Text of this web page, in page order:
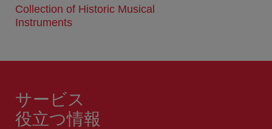
Collection of Historic Musical
Instruments
サービス
役立つ情報